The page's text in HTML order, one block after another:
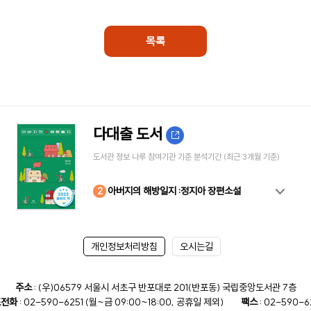
목록
다대출 도서
도서관 정보 나루 참여기관 기준 분석기간 (최근 3개월 기준)
1
2 아버지의 해방일지 :정지아 장편소설
3
4
5
6
7
8
9
10
개인정보처리방침 오시는길
주소: (우)06579 서울시 서초구 반포대로 201(반포동) 국립중앙도서관 7층
화: 02-590-6251 (월~금 09:00~18:00, 공휴일 제외) 팩스: 02-590-